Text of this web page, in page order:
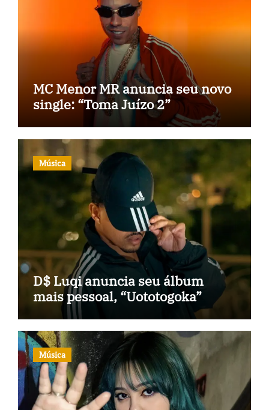
MC Menor MR anuncia seu novo
single: “Toma Juízo 2”
Música
D$ Luqi anuncia seu álbum
mais pessoal, “Uototogoka”
Música